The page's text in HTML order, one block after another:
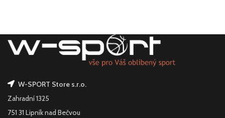
W-SPORT Store s.r.o.
Zahradní 1325
751 31 Lipník nad Bečvou